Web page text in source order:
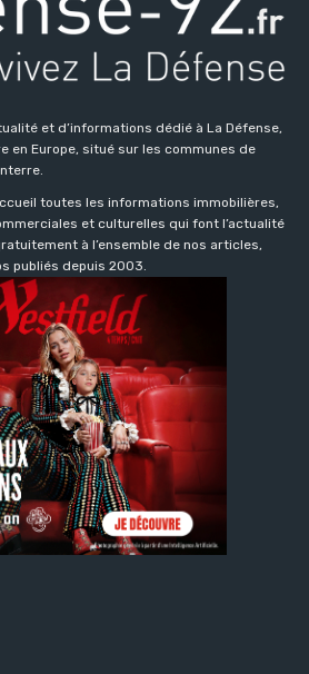
et d’informations dédié à La Défense,
en Europe, situé sur les communes de
toutes les informations immobilières,
et culturelles qui font l’actualité
à l’ensemble de nos articles,
publiés depuis 2003.